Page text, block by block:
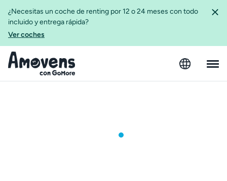
¿Necesitas un coche de renting por 12 o 24 meses con todo
incluido y entrega rápida?
Ver coches